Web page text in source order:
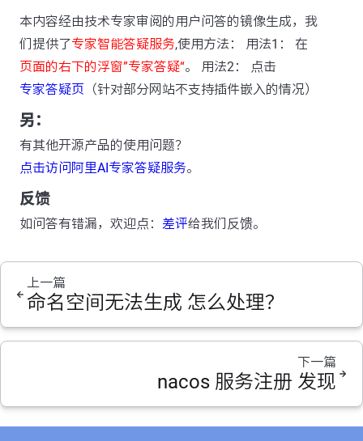
本内容经由技术专家审阅的用户问答的镜像生成，我
们提供了专家智能答疑服务,使用方法： 用法1： 在
页面的右下的浮窗”专家答疑“。 用法2： 点击
专家答疑页 （针对部分网站不支持插件嵌入的情况）
另：
有其他开源产品的使用问题？
点击访问阿里AI专家答疑服务。
反馈
如问答有错漏，欢迎点： 差评给我们反馈。
上一篇
命名空间无法生成 怎么处理？
下一篇
nacos 服务注册 发现